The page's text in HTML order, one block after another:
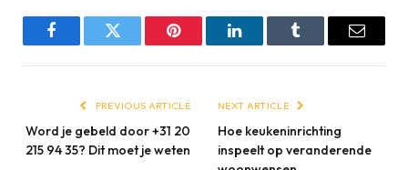
FacebookTwitter Pinterest LinkedInTumblr Email
PREVIOUS ARTICLE
Word je gebeld door +31 20
215 94 35? Dit moet je weten
NEXT ARTICLE
Hoe keukeninrichting
inspeelt op veranderende